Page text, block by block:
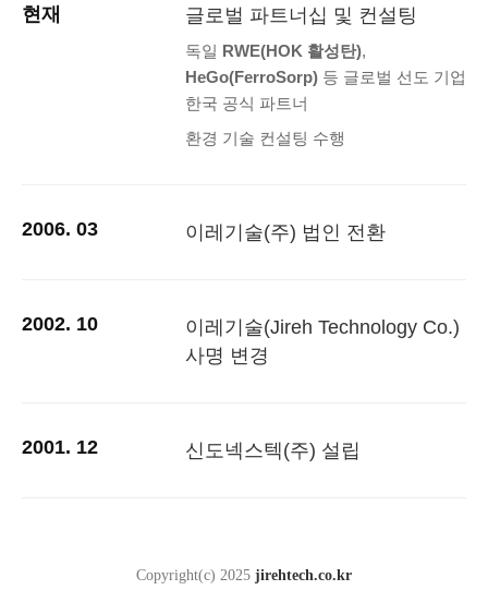
현재 글로벌 파트너십 및 컨설팅
독일 RWE(HOK 활성탄),
HeGo(FerroSorp) 등 글로벌 선도 기업
한국 공식 파트너
환경 기술 컨설팅 수행
2006. 03 이레기술(주) 법인 전환
2002. 10
이레기술(Jireh Technology Co.)
사명 변경
2001. 12 신도넥스텍(주) 설립
Copyright(c) 2025 jirehtech.co.kr